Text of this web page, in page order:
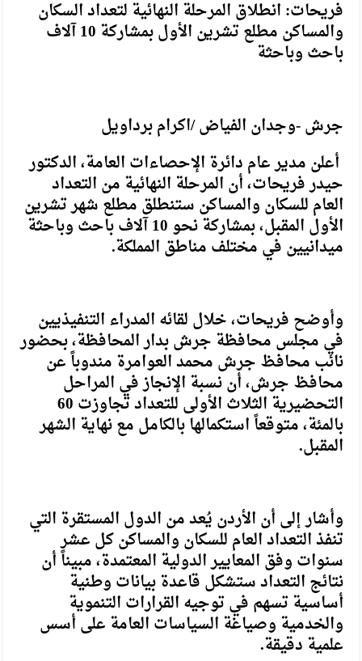
فريحات: انطلاق المرحلة النهائية لتعداد السكان
والمساكن مطلع تشرين الأول بمشاركة 10 آلاف
باحث وباحثة
جرش -وجدان الفياض /اكرام برداويل
أعلن مدير عام دائرة الإحصاءات العامة، الدكتور
حيدر فريحات، أن المرحلة النهائية من التعداد
العام للسكان والمساكن ستنطلق مطلع شهر تشرين
الأول المقبل، بمشاركة نحو 10 آلاف باحث وباحثة
ميدانيين في مختلف مناطق المملكة.
وأوضح فريحات، خلال لقائه المدراء التنفيذيين
في مجلس محافظة جرش بدار المحافظة، بحضور
نائب محافظ جرش محمد العوامرة مندوباً عن
محافظ جرش، أن نسبة الإنجاز في المراحل
التحضيرية الثلاث الأولى للتعداد تجاوزت 60
بالمئة، متوقعاً استكمالها بالكامل مع نهاية الشهر
المقبل.
وأشار إلى أن الأردن يُعد من الدول المستقرة التي
تنفذ التعداد العام للسكان والمساكن كل عشر
سنوات وفق المعايير الدولية المعتمدة، مبيناً أن
نتائج التعداد ستشكل قاعدة بيانات وطنية
أساسية تسهم في توجيه القرارات التنموية
والخدمية وصياغة السياسات العامة على أسس
علمية دقيقة.